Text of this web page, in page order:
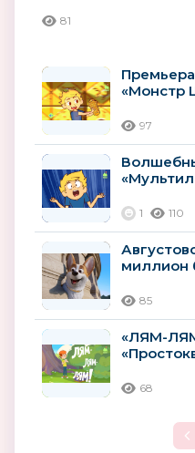
81
«Монстр
97
1 110
миллион
85
«ЛЯМ-
68